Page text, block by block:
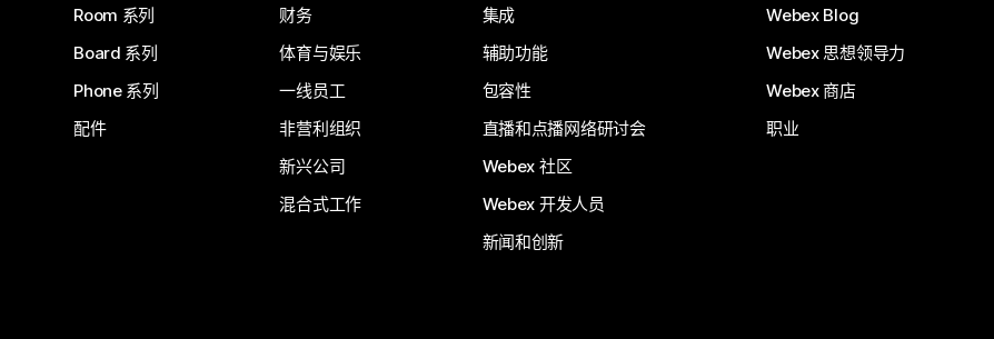
Room 系列
Board 系列
Phone 系列
配件
财务
体育与娱乐
一线员工
非营利组织
新兴公司
混合式工作
集成
辅助功能
包容性
直播和点播网络研讨会
Webex 社区
Webex 开发人员
新闻和创新
Webex Blog
Webex 思想领导力
Webex 商店
职业